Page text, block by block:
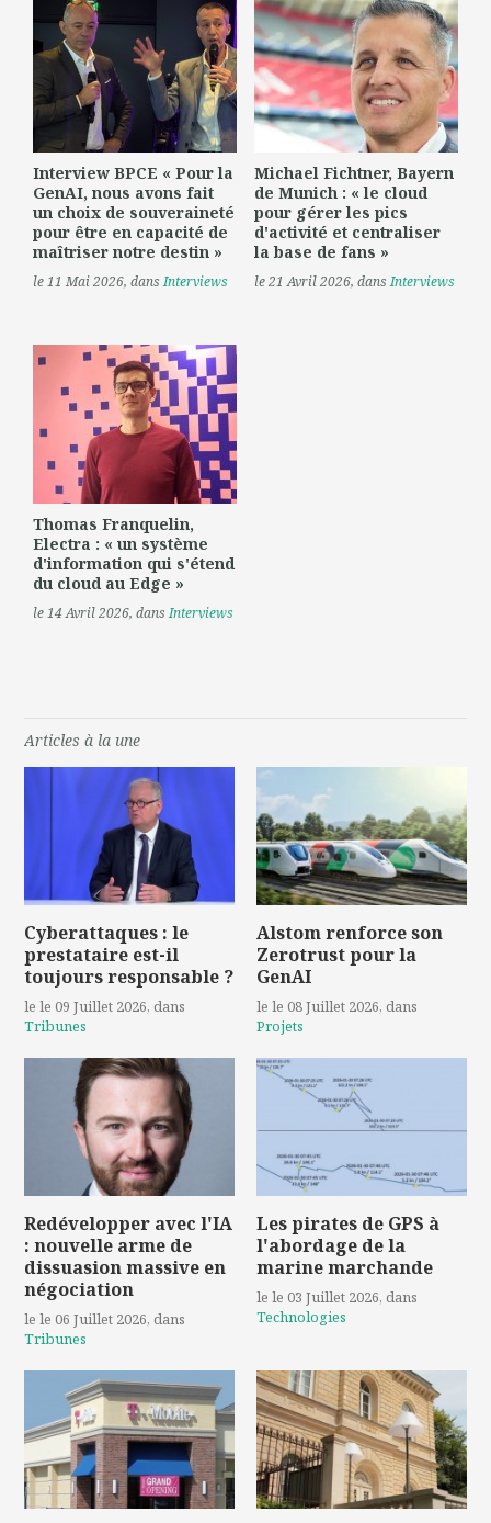
Interview BPCE « Pour la
GenAI, nous avons fait
un choix de souveraineté
pour être en capacité de
maîtriser notre destin »
le 11 Mai 2026, dansInterviews
Michael Fichtner, Bayern
de Munich : « le cloud
pour gérer les pics
d'activité et centraliser
la base de fans »
le 21 Avril 2026, dansInterviews
Thomas Franquelin,
Electra : « un système
d'information qui s'étend
du cloud au Edge »
le 14 Avril 2026, dansInterviews
Articles à la une
Cyberattaques : le
prestataire est-il
toujours responsable ?
le le 09 Juillet 2026, dans
Tribunes
Alstom renforce son
Zerotrust pour la
GenAI
le le 08 Juillet 2026, dans
Projets
Redévelopper avec l'IA
: nouvelle arme de
dissuasion massive en
négociation
le le 06 Juillet 2026, dans
Tribunes
Les pirates de GPS à
l'abordage de la
marine marchande
le le 03 Juillet 2026, dans
Technologies